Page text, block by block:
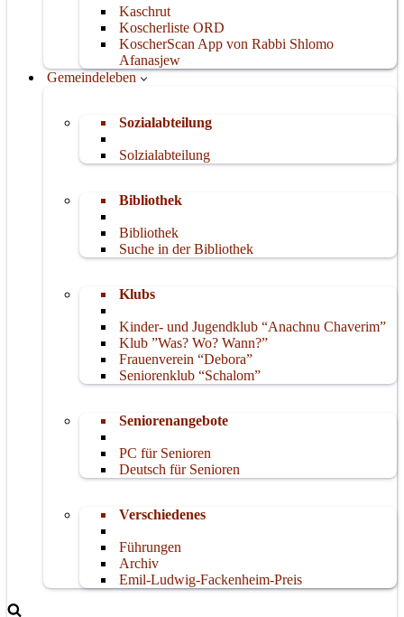
Kaschrut
Koscherliste ORD
KoscherScan App von Rabbi Shlomo
Afanasjew
Gemeindeleben
Sozialabteilung
Solzialabteilung
Bibliothek
Bibliothek
Suche in der Bibliothek
Klubs
Kinder- und Jugendklub “Anachnu Chaverim”
Klub ”Was? Wo? Wann?”
Frauenverein “Debora”
Seniorenklub “Schalom”
Seniorenangebote
PC für Senioren
Deutsch für Senioren
Verschiedenes
Führungen
Archiv
Emil-Ludwig-Fackenheim-Preis